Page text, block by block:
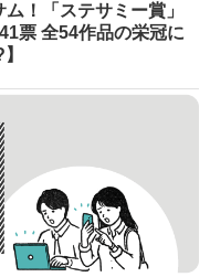
！「ステサミー賞」
票 全54作品の栄冠に